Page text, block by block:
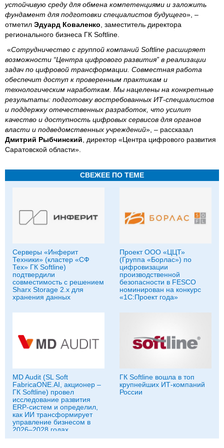
устойчивую среду для обмена компетенциями и заложить
фундамент для подготовки специалистов будущего», –
отметил Эдуард Коваленко , заместитель директора
регионального бизнеса ГК Softline.
«Сотрудничество с группой компаний Softline расширяет
возможности “Центра цифрового развития” в реализации
задач по цифровой трансформации. Совместная работа
обеспечит доступ к проверенным практикам и
технологическим наработкам. Мы нацелены на конкретные
результаты: подготовку востребованных ИТ-специалистов
и поддержку отечественных разработок, что усилит
качество и доступность цифровых сервисов для органов
власти и подведомственных учреждений», – рассказал
Дмитрий Рыбчинский , директор «Центра цифрового развития
Саратовской области».
СВЕЖЕЕ ПО ТЕМЕ
Серверы «Инферит
Техники» (кластер «СФ
Тех» ГК Softline)
подтвердили
совместимость с решением
Sharx Storage 2.x для
хранения данных
Проект ООО «ЦЦТ»
(Группа «Борлас») по
цифровизации
производственной
безопасности в FESCO
номинирован на конкурс
«1С:Проект года»
MD Audit (SL Soft
FabricaONE.AI, акционер –
ГК Softline) провел
исследование развития
ERP-систем и определил,
как ИИ трансформирует
управление бизнесом в
2026–2028 годах
ГК Softline вошла в топ
крупнейших ИТ-компаний
России